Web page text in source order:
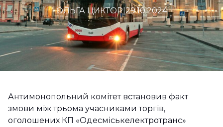
ОЛЬГА ЦИКТОР|29.10.2024
Антимонопольний комітет встановив факт
змови між трьома учасниками торгів,
оголошених КП «Одесміськелектротранс»